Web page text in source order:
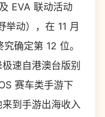
EVA 联动活动
动），在 11 月
确定第 12 位。
速自港澳台版别
赛车类手游下
到手游出海收入